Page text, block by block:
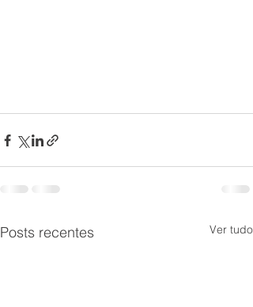
Posts recentes Ver tudo